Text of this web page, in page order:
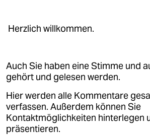
Herzlich willkommen.
Auch Sie haben eine Stimme und
gehört und gelesen werden.
Hier werden alle Kommentare
verfassen. Außerdem können Sie
Kontaktmöglichkeiten hinterlegen
präsentieren.